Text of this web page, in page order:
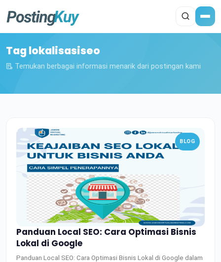
Tag lokalisasiseo
Temukan berbagai informasi menarik dari postingan kami
BLOG
Panduan Local SEO: Cara Optimasi Bisnis
Lokal di Google
Panduan Local SEO: Cara Optimasi Bisnis Lokal di Google dalam